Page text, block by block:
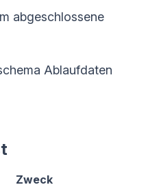
abgeschlossene
Ablaufdaten
Zweck